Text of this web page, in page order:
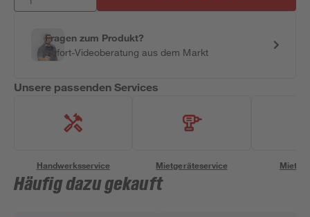
Fragen zum Produkt?
Sofort-Videoberatung aus dem Markt
Unsere passenden Services
Handwerksservice Mietgeräteservice
Häufig dazu gekauft